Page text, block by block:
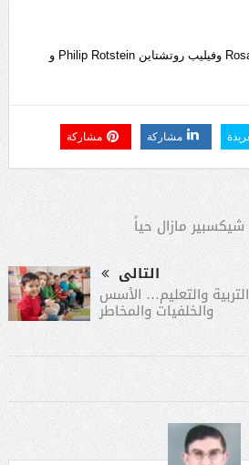
د. روزانا بيتيلا Rosanna Pittella وفيليب روتشتاين Philip Rotstein و
مشاركة مشاركة
التالى
والتعليم… الأسس
والخلفيات والمخاطر